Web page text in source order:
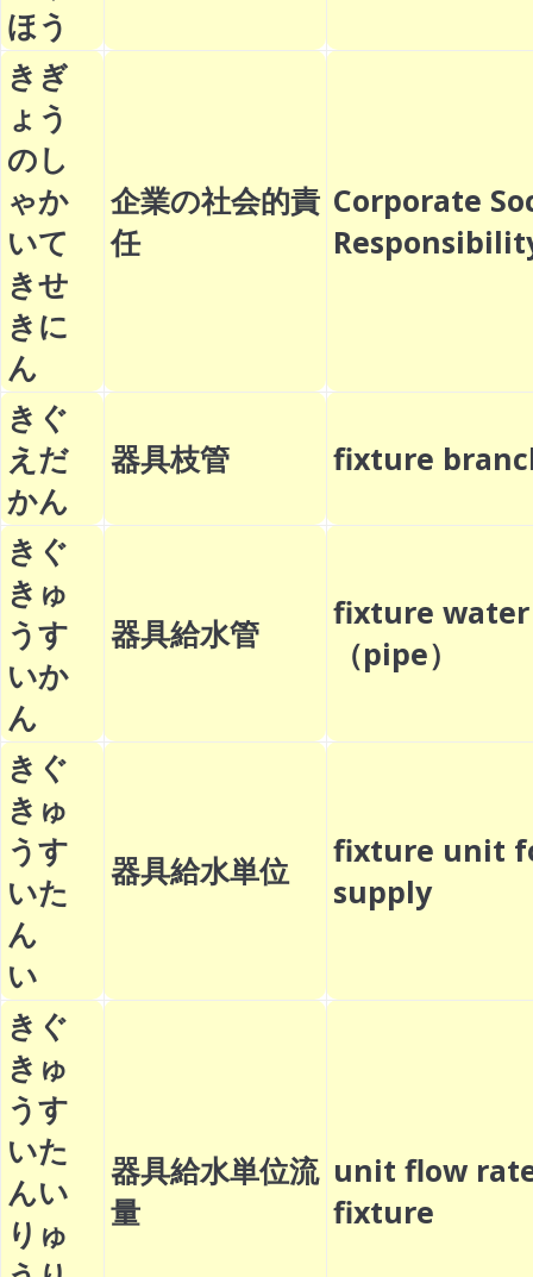
ほう
きぎ
ょう
のし
ゃか
いて
きせ
きに
ん
企業の社会的責
任
Corporate
きぐ
えだ
かん
器具枝管 fixture
きぐ
きゅ
うす
いか
ん
器具給水管
fixture
（pipe）
きぐ
きゅ
うす
いた
ん
い
器具給水単位
fixture unit
supply
きぐ
きゅ
うす
いた
んい
りゅ
器具給水単位流
量
unit flow
fixture